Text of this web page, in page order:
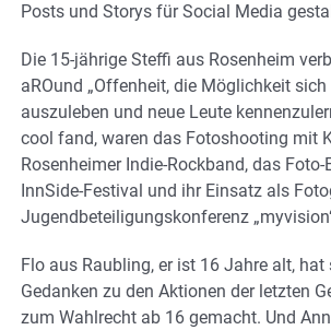
Posts und Storys für Social Media
Die 15-jährige Steffi aus Rosenheim
aROund „Offenheit, die Möglichkeit
auszuleben und neue Leute
cool fand, waren das Fotoshooting mit
Rosenheimer Indie-Rockband, das Foto-
InnSide-Festival und ihr Einsatz als
Jugendbeteiligungskonferenz
Flo aus Raubling, er ist 16 Jahre alt, hat
Gedanken zu den Aktionen der letzten
zum Wahlrecht ab 16 gemacht. Und